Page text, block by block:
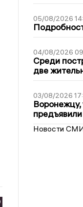
05/08/2026
04/08/2026
Среди
две
03/08/2026
Новости